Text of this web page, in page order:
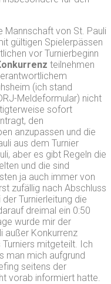
Mannschaft von St. Pauli
gültigen Spielerpässen
vor Turnierbeginn
teilnehmen
(ich stand
Meldeformular) nicht
sofort
den
anzupassen und die
aus dem Turnier
aber es gibt Regeln die
und die sind
ja auch immer von
zufällig nach Abschluss
Turnierleitung die
dreimal ein 0:50
wurde mir der
außer Konkurrenz
mitgeteilt. Ich
man mich aufgrund
seitens der
vorab informiert hatte.